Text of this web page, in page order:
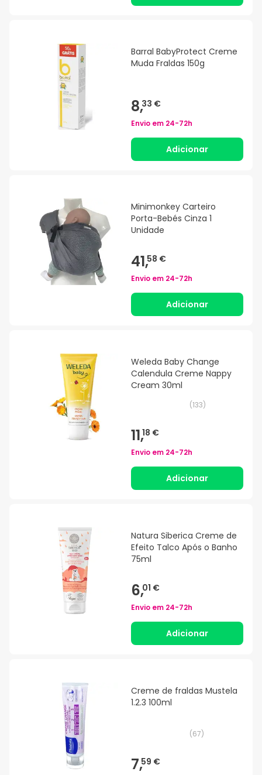
Barral BabyProtect Creme
Muda Fraldas 150g
8,33 €
Envio em 24-72h
Adicionar
Minimonkey Carteiro
Porta-Bebés Cinza 1
Unidade
41,58 €
Envio em 24-72h
Adicionar
Weleda Baby Change
Calendula Creme Nappy
Cream 30ml
(133)
11,18 €
Envio em 24-72h
Adicionar
Natura Siberica Creme de
Efeito Talco Após o Banho
75ml
6,01 €
Envio em 24-72h
Adicionar
Creme de fraldas Mustela
1.2.3 100ml
(67)
7,59 €